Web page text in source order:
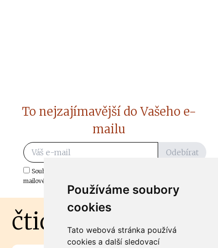
Používáme soubory
cookies
Tato webová stránka používá
cookies a další sledovací
To nejzajímavější do Vašeho e-
mailu
Odebírat
Souhlasím s odběrem důležitých zpráv ze ČtiDoma.cz do mé e-
mailové schránky.
čtidoma.cz